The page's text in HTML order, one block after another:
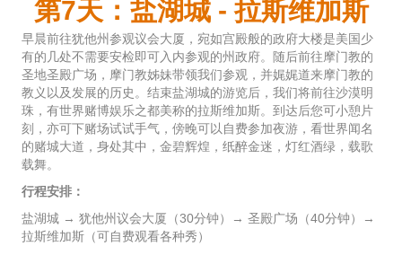
第7天：盐湖城 - 拉斯维加斯
早晨前往犹他州参观议会大厦，宛如宫殿般的政府大楼是美国少
有的几处不需要安检即可入内参观的州政府。随后前往摩门教的
圣地圣殿广场，摩门教姊妹带领我们参观，并娓娓道来摩门教的
教义以及发展的历史。结束盐湖城的游览后，我们将前往沙漠明
珠，有世界赌博娱乐之都美称的拉斯维加斯。到达后您可小憩片
刻，亦可下赌场试试手气，傍晚可以自费参加夜游，看世界闻名
的赌城大道，身处其中，金碧辉煌，纸醉金迷，灯红酒绿，载歌
载舞。
行程安排：
盐湖城 → 犹他州议会大厦（30分钟）→ 圣殿广场（40分钟）→
拉斯维加斯（可自费观看各种秀）